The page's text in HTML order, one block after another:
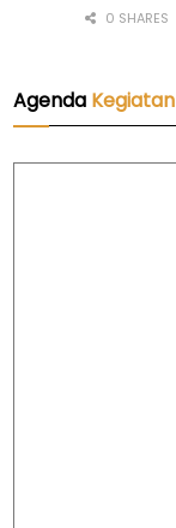
0 SHARES
Agenda Kegiatan